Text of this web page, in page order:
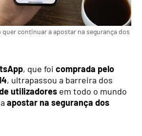
quer continuar a apostar na segurança dos
, que foicomprada pelo
, ultrapassou a barreira dos
utilizadores em todo o mundo
aapostar na segurança dos